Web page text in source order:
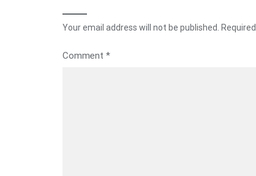
Your email address will not be published.
Comment *